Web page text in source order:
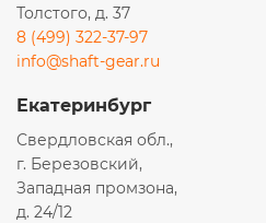
Толстого, д. 37
8 (499) 322-37-97
info@shaft-gear.ru
Екатеринбург
Свердловская обл.,
г. Березовский,
Западная промзона,
д. 24/12